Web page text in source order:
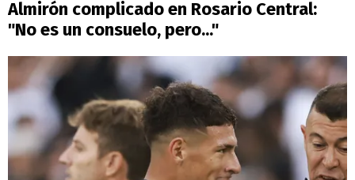
Almirón complicado en Rosario Central:
"No es un consuelo, pero..."